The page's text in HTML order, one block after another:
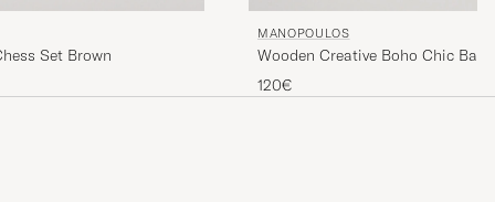
Set Brown
MANOPOULOS
Wooden Creative Boho Chic
120€